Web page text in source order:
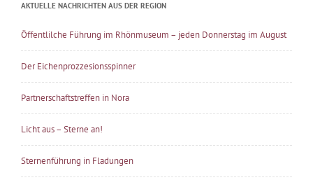
AKTUELLE NACHRICHTEN AUS DER REGION
Öffentlilche Führung im Rhönmuseum – jeden Donnerstag im August
Der Eichenprozzesionsspinner
Partnerschaftstreffen in Nora
Licht aus – Sterne an!
Sternenführung in Fladungen